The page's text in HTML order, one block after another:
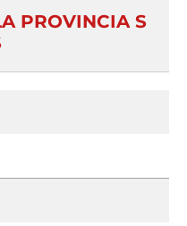
PROVINCIA S